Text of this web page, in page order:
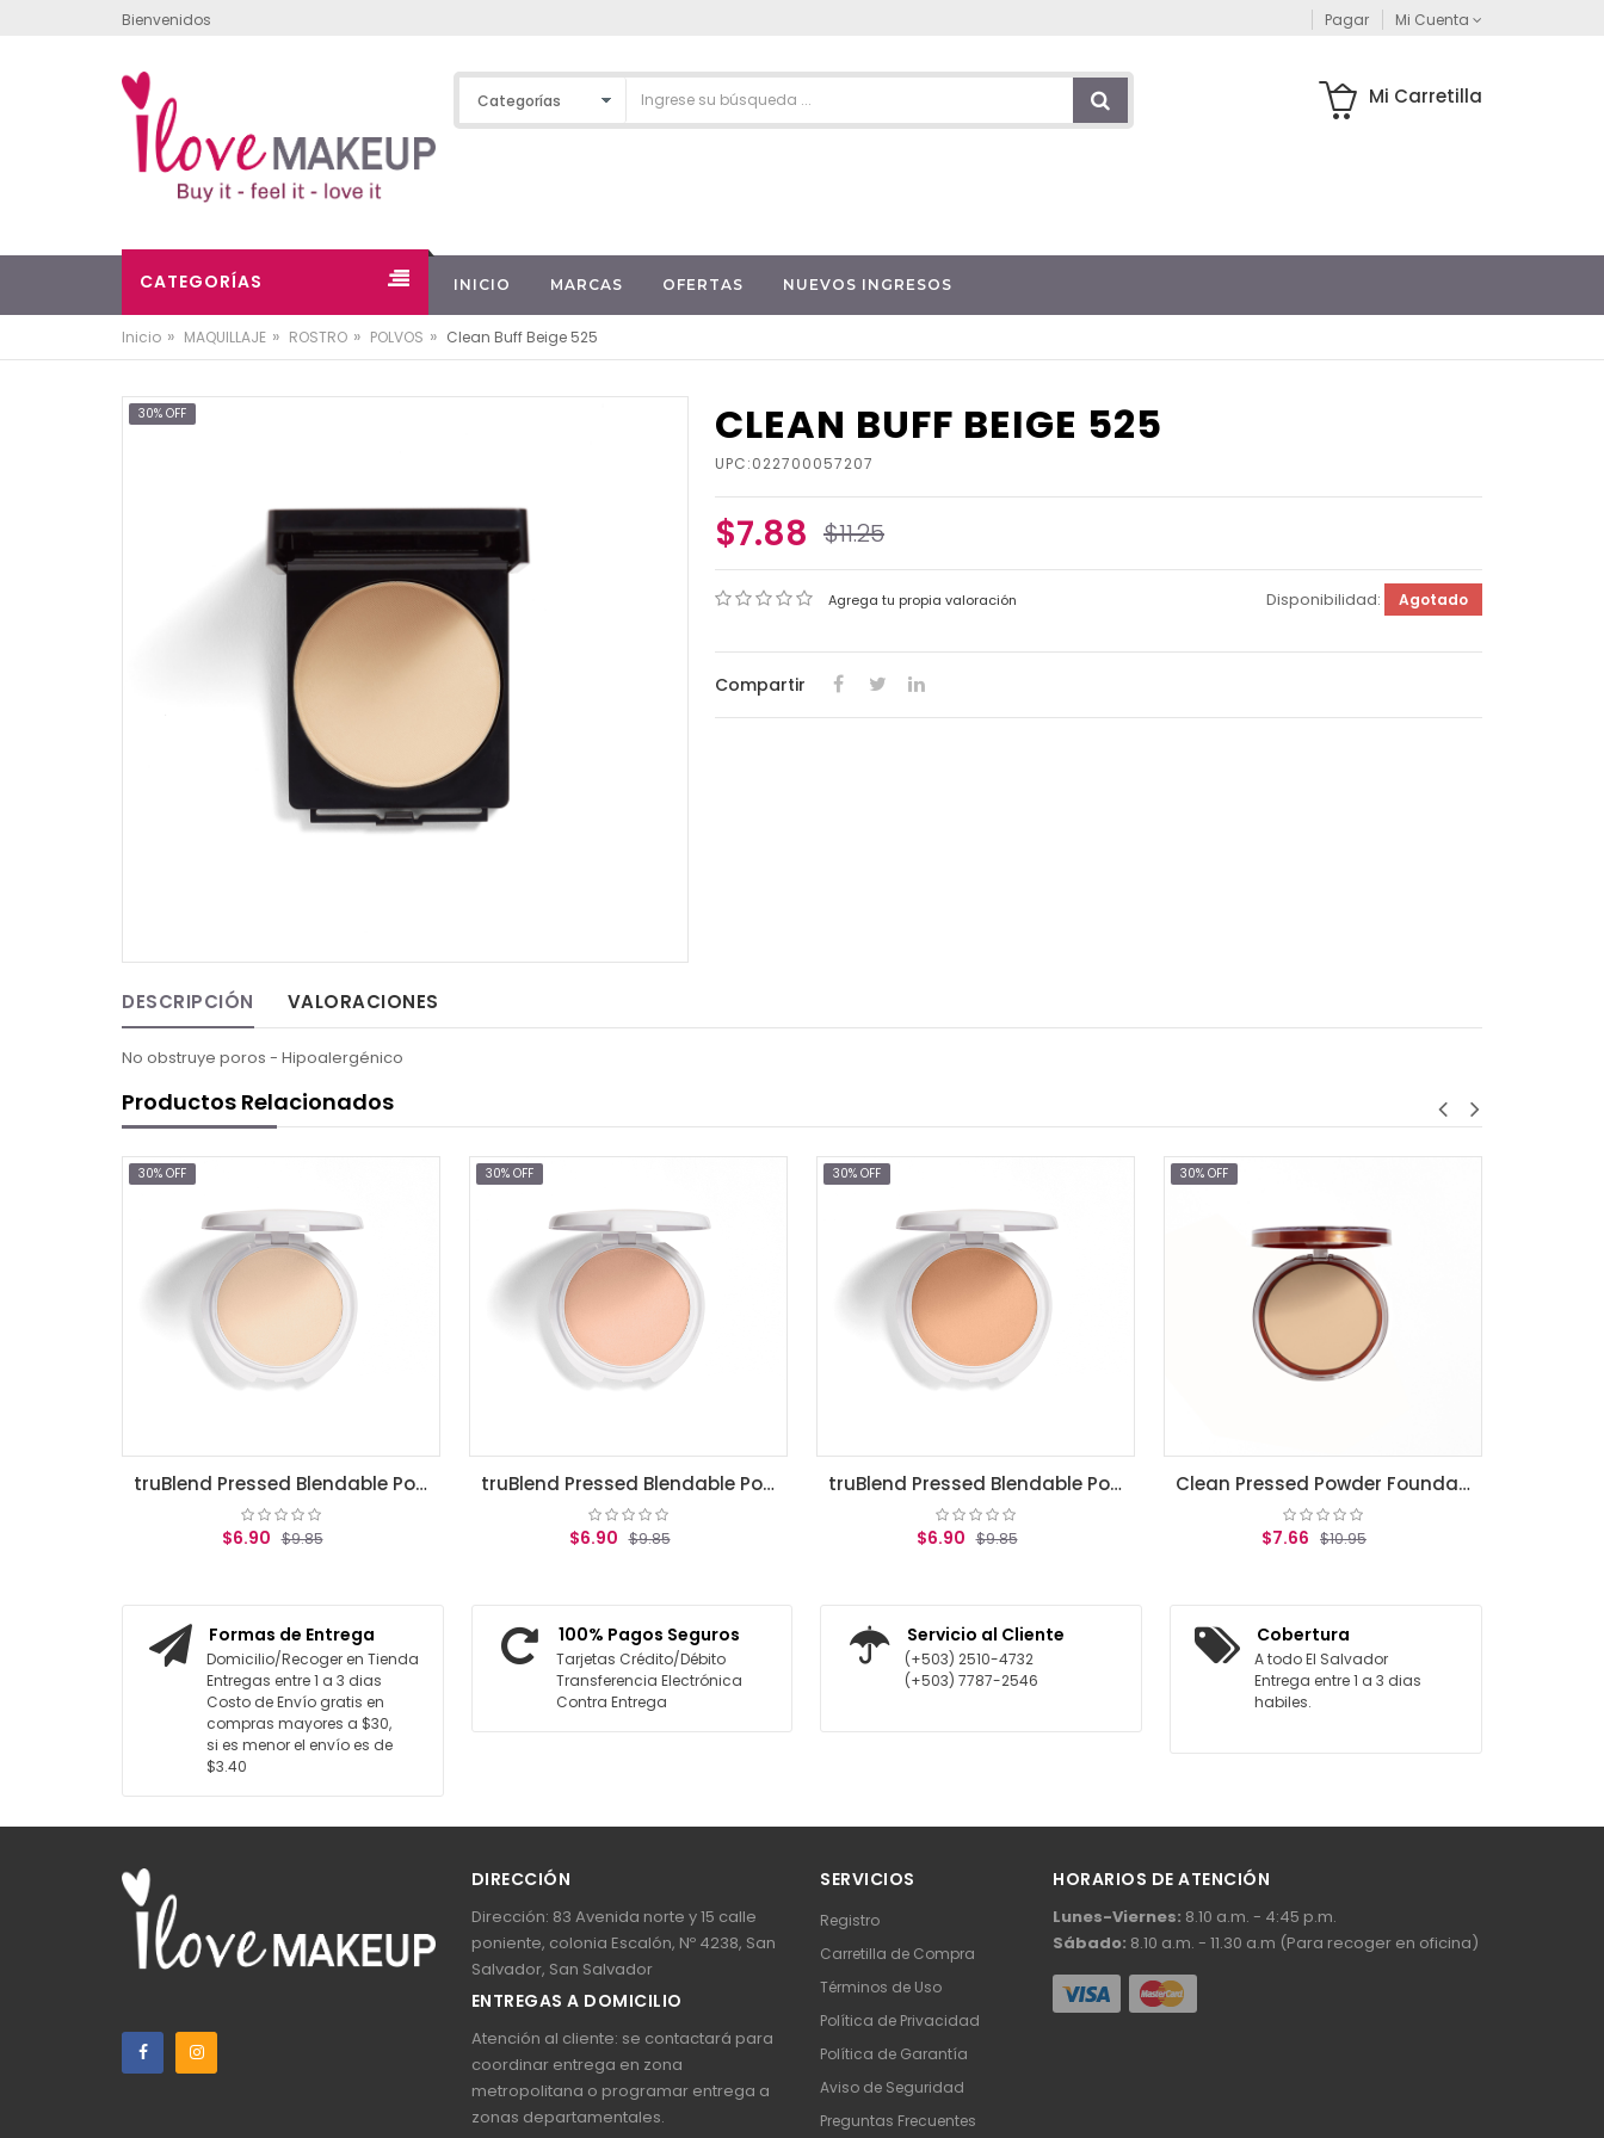
Bienvenidos Pagar Mi Cuenta
Mi Carretilla
CATEGORÍAS INICIO MARCAS OFERTAS NUEVOS INGRESOS
Inicio » MAQUILLAJE » ROSTRO » POLVOS » Clean Buff Beige 525
30% OFF CLEAN BUFF BEIGE 525
UPC:022700057207
$7.88 $11.25
Agrega tu propia valoración Disponibilidad: Agotado
Compartir
DESCRIPCIÓN VALORACIONES
No obstruye poros - Hipoalergénico
Productos Relacionados
truBlend Pressed Blendable Powder, Translucent Fair / polvos translucidos covergirl truBlend Pressed Blendable Powder, Translucent Light .39 oz (11 g) truBlend Pressed Blendable Powder, Translucent Medium / Polvos translucidos covergirl Clean Pressed Powder Foundation Creamy Natural .39 oz.
Formas de Entrega
Domicilio/Recoger en Tienda
Entregas entre 1 a 3 dias
Costo de Envío gratis en
compras mayores a $30,
si es menor el envío es de
$3.40
100% Pagos Seguros
Tarjetas Crédito/Débito
Transferencia Electrónica
Contra Entrega
Servicio al Cliente
(+503) 2510-4732
(+503) 7787-2546
Cobertura
A todo El Salvador
Entrega entre 1 a 3 dias
habiles.
DIRECCIÓN
Dirección: 83 Avenida norte y 15 calle
poniente, colonia Escalón, Nº 4238, San
Salvador, San Salvador
ENTREGAS A DOMICILIO
Atención al cliente: se contactará para
coordinar entrega en zona
metropolitana o programar entrega a
zonas departamentales.
SERVICIOS
Registro
Carretilla de Compra
Términos de Uso
Política de Privacidad
Política de Garantía
Aviso de Seguridad
Preguntas Frecuentes
HORARIOS DE ATENCIÓN
Lunes-Viernes: 8.10 a.m. - 4:45 p.m.
Sábado: 8.10 a.m. - 11.30 a.m (Para recoger en oficina)